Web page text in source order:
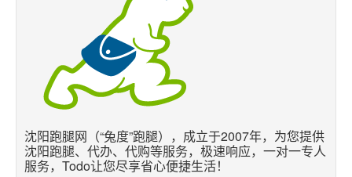
沈阳跑腿网（“兔度”跑腿），成立于2007年，为您提供
沈阳跑腿、代办、代购等服务，极速响应，一对一专人
服务，Todo让您尽享省心便捷生活！